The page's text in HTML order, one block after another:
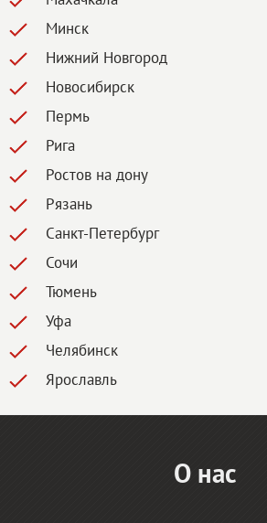
Минск
Нижний Новгород
Новосибирск
Пермь
Рига
Ростов на дону
Рязань
Санкт-Петербург
Сочи
Тюмень
Уфа
Челябинск
Ярославль
О нас